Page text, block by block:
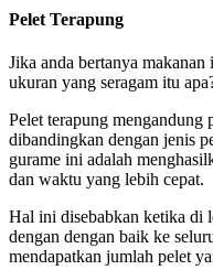
Pelet Terapung
Jika anda bertanya makanan
ukuran yang seragam itu
Pelet terapung mengandung
dibandingkan dengan jenis
gurame ini adalah
dan waktu yang lebih cepat.
Hal ini disebabkan ketika di
dengan dengan baik ke
mendapatkan jumlah pelet